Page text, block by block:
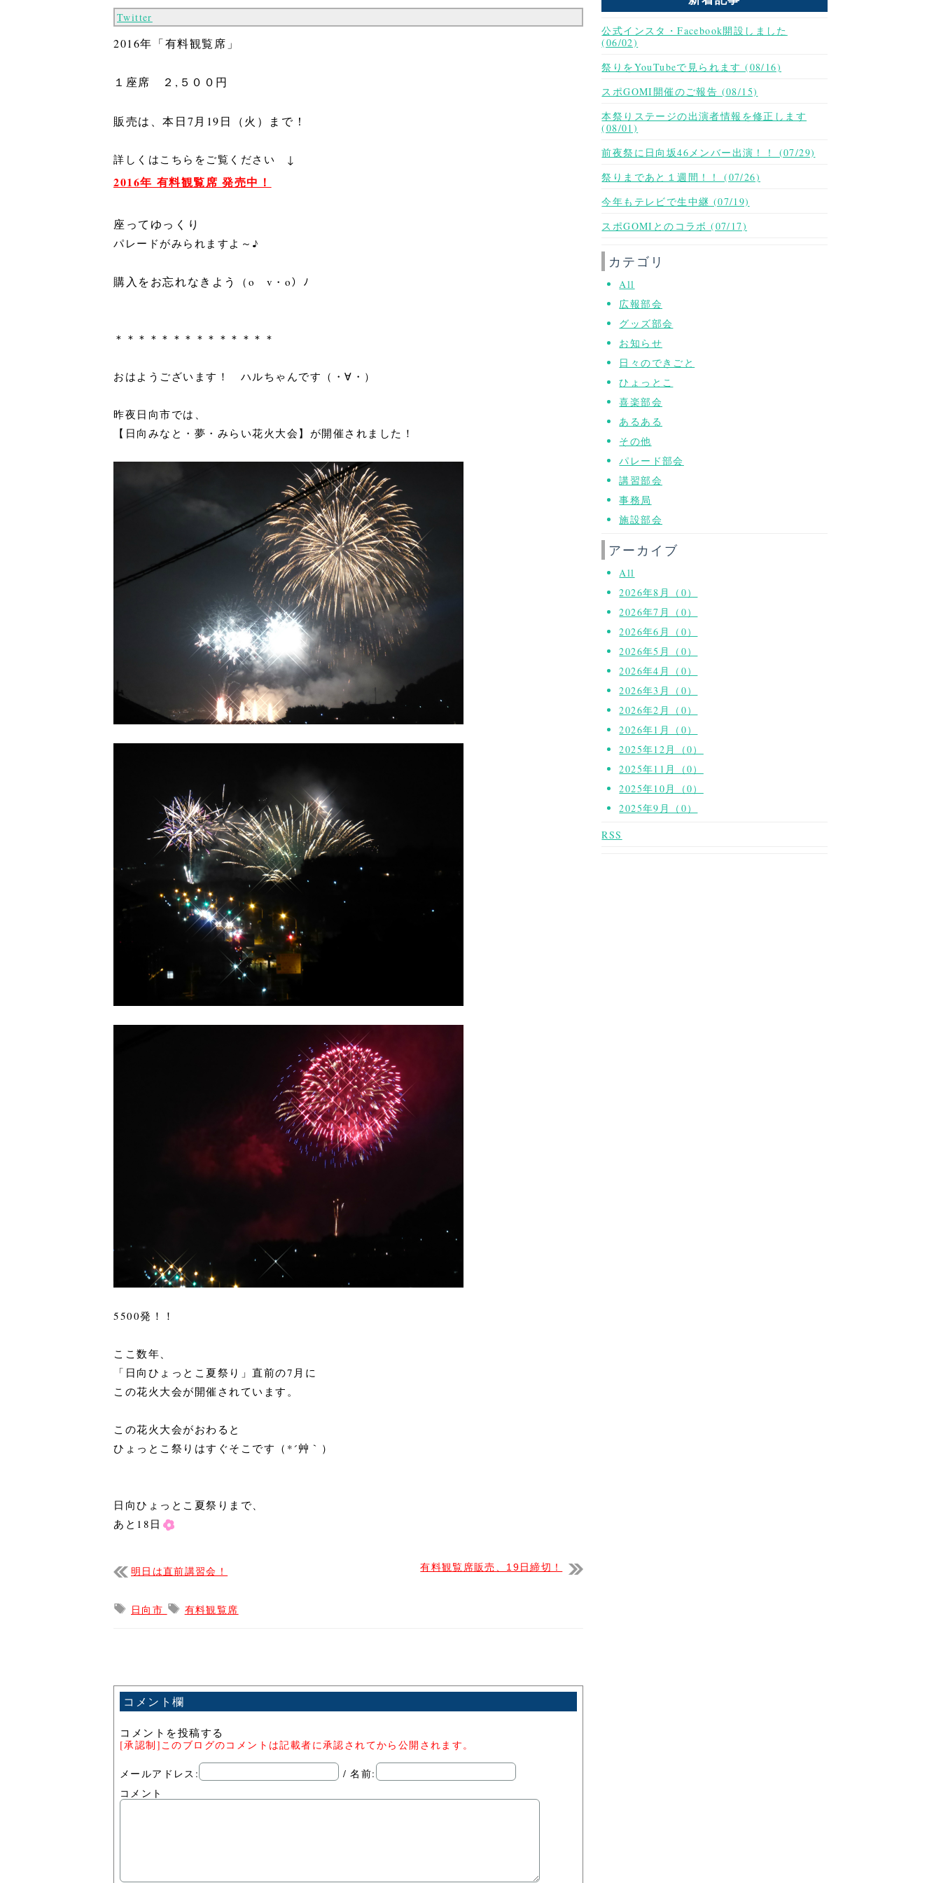
Twitter
2016年「有料観覧席」
１座席 ２,５００円
販売は、本日7月19日（火）まで！
詳しくはこちらをご覧ください ↓
2016年 有料観覧席 発売中！
座ってゆっくり
パレードがみられますよ～♪
購入をお忘れなきよう （oゝv・o）ﾉ
＊＊＊＊＊＊＊＊＊＊＊＊＊＊
おはようございます！ ハルちゃんです （・∀・）
昨夜日向市では、
【日向みなと・夢・みらい花火大会】が開催されました！
5500発！！
ここ数年、
「日向ひょっとこ夏祭り」直前の7月に
この花火大会が開催されています。
この花火大会がおわると
ひょっとこ祭りはすぐそこです（*´艸｀）
日向ひょっとこ夏祭りまで、
あと18日
明日は直前講習会！ 有料観覧席販売、19日締切！
日向市 有料観覧席
コメント欄
コメントを投稿する
[承認制]このブログのコメントは記載者に承認されてから公開されます。
メールアドレス:
/ 名前:
コメント
公式インスタ・Facebook開設しました
(06/02)
祭りをYouTubeで見られます (08/16)
スポGOMI開催のご報告 (08/15)
本祭りステージの出演者情報を修正します
(08/01)
前夜祭に日向坂46メンバー出演！！ (07/29)
祭りまであと１週間！！ (07/26)
今年もテレビで生中継 (07/19)
スポGOMIとのコラボ (07/17)
カテゴリ
All
広報部会
グッズ部会
お知らせ
日々のできごと
ひょっとこ
喜楽部会
あるある
その他
パレード部会
講習部会
事務局
施設部会
アーカイブ
All
2026年8月（0）
2026年7月（0）
2026年6月（0）
2026年5月（0）
2026年4月（0）
2026年3月（0）
2026年2月（0）
2026年1月（0）
2025年12月（0）
2025年11月（0）
2025年10月（0）
2025年9月（0）
RSS